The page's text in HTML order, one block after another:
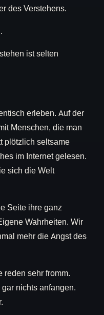
des Verstehens.
ist selten
erleben. Auf der
Menschen, die man
plötzlich seltsame
im Internet gelesen.
sich die Welt
Seite ihre ganz
Wahrheiten. Wir
mehr die Angst des
reden sehr fromm.
nichts anfangen.